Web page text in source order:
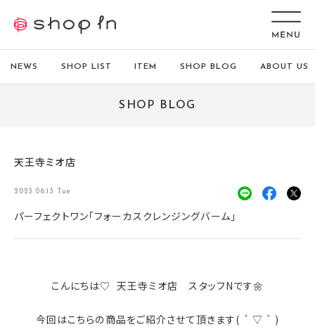
NEWS SHOP LIST ITEM SHOP BLOG ABOUT US
SHOP BLOG
天王寺ミオ店
2023.06.13 Tue
パーフェクトワン「フォーカスクレンジングバーム」
こんにちは♡ 天王寺ミオ店 スタッフNです🌼
今回はこちらの商品をご紹介させて頂きます( ´ ▽ ` )